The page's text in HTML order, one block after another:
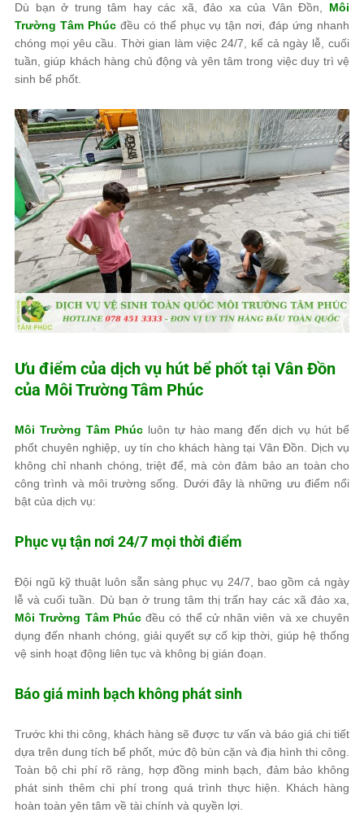
Dù bạn ở trung tâm hay các xã, đảo xa của Vân Đồn, Môi
Trường Tâm Phúcđều có thể phục vụ tận nơi, đáp ứng nhanh
chóng mọi yêu cầu. Thời gian làm việc 24/7, kể cả ngày lễ, cuối
tuần, giúp khách hàng chủ động và yên tâm trong việc duy trì vệ
sinh bể phốt.
Ưu điểm của dịch vụ hút bể phốt tại Vân Đồn
của Môi Trường Tâm Phúc
Môi Trường Tâm Phúcluôn tự hào mang đến dịch vụ hút bể
phốt chuyên nghiệp, uy tín cho khách hàng tại Vân Đồn. Dịch vụ
không chỉ nhanh chóng, triệt để, mà còn đảm bảo an toàn cho
công trình và môi trường sống. Dưới đây là những ưu điểm nổi
bật của dịch vụ:
Phục vụ tận nơi 24/7 mọi thời điểm
Đội ngũ kỹ thuật luôn sẵn sàng phục vụ 24/7, bao gồm cả ngày
lễ và cuối tuần. Dù bạn ở trung tâm thị trấn hay các xã đảo xa,
Môi Trường Tâm Phúcđều có thể cử nhân viên và xe chuyên
dụng đến nhanh chóng, giải quyết sự cố kịp thời, giúp hệ thống
vệ sinh hoạt động liên tục và không bị gián đoạn.
Báo giá minh bạch không phát sinh
Trước khi thi công, khách hàng sẽ được tư vấn và báo giá chi tiết
dựa trên dung tích bể phốt, mức độ bùn cặn và địa hình thi công.
Toàn bộ chi phí rõ ràng, hợp đồng minh bạch, đảm bảo không
phát sinh thêm chi phí trong quá trình thực hiện. Khách hàng
hoàn toàn yên tâm về tài chính và quyền lợi.